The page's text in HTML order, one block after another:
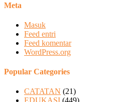
Meta
Masuk
Feed entri
Feed komentar
WordPress.org
Popular Categories
CATATAN (21)